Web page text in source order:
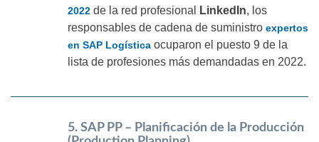
2022 de la red profesional LinkedIn, los
responsables de cadena de suministro expertos
en SAP Logística ocuparon el puesto 9 de la
lista de profesiones más demandadas en 2022.
5. SAP PP – Planificación de la Producción